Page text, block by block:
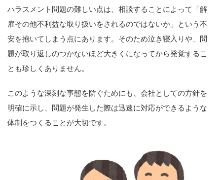
ハラスメント問題の難しい点は、相談することによって「解
雇その他不利益な取り扱いをされるのではないか」という不
安を抱いてしまう点にあります。そのため泣き寝入りや、問
題が取り返しのつかないほど大きくになってから発覚するこ
とも珍しくありません。
このような深刻な事態を防ぐためにも、会社としての方針を
明確に示し、問題が発生した際は迅速に対応ができるような
体制をつくることが大切です。